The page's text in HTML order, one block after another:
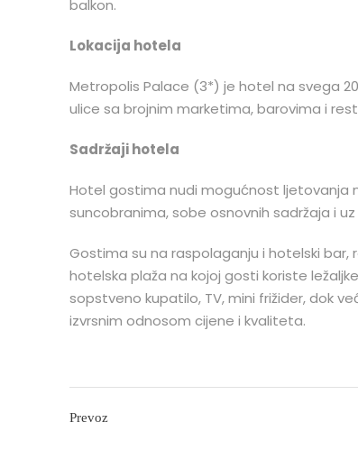
balkon.
Lokacija hotela
Metropolis Palace (3*) je hotel na svega
ulice sa brojnim marketima, barovima i
Sadržaji hotela
Hotel gostima nudi mogućnost ljetovanja
suncobranima, sobe osnovnih sadržaja i
Gostima su na raspolaganju i hotelski
hotelska plaža na kojoj gosti koriste
sopstveno kupatilo, TV, mini frižider, dok
izvrsnim odnosom cijene i kvaliteta.
Prevoz